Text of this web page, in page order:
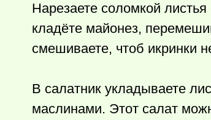
Нарезаете соломкой
кладёте майонез,
смешиваете, чтоб икринки
В салатник укладываете
маслинами. Этот салат